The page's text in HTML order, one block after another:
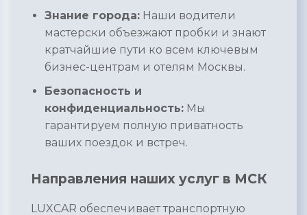
Знание города: Наши водители
мастерски объезжают пробки и знают
кратчайшие пути ко всем ключевым
бизнес-центрам и отелям Москвы.
Безопасность и
конфиденциальность: Мы
гарантируем полную приватность
ваших поездок и встреч.
Направления наших услуг в МСК
LUXCAR обеспечивает транспортную